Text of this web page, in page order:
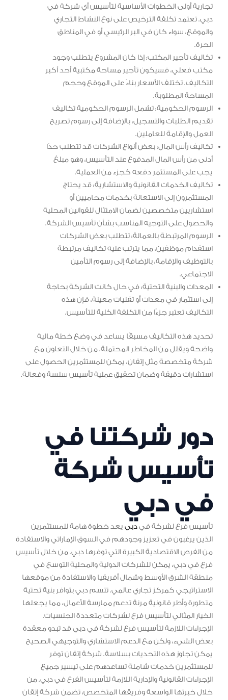
تجارية أولى الخطوات الأساسية لتأسيس أي شركة في
دبي. تعتمد تكلفة الترخيص على نوع النشاط التجاري
والموقع، سواء كان في البر الرئيسي أو في المناطق
الحرة.
تكاليف تأجير المكتب: إذا كان المشروع يتطلب وجود
مكتب فعلي، فسيكون تأجير مساحة مكتبية أحد أكبر
التكاليف. تختلف الأسعار بناءً على الموقع وحجم
المساحة المطلوبة.
الرسوم الحكومية: تشمل الرسوم الحكومية تكاليف
تقديم الطلبات والتسجيل، بالإضافة إلى رسوم تصريح
العمل والإقامة للعاملين.
تكاليف رأس المال: بعض أنواع الشركات قد تتطلب حدًا
أدنى من رأس المال المدفوع عند التأسيس، وهو مبلغ
يجب على المستثمر دفعه كجزء من العملية.
تكاليف الخدمات القانونية والاستشارية: قد يحتاج
المستثمرون إلى الاستعانة بخدمات محاميين أو
استشاريين متخصصين لضمان الامتثال للقوانين المحلية
والحصول على التوجيه المناسب بشأن تأسيس الشركة.
الرسوم المرتبطة بالعمالة: تتطلب بعض الشركات
استقدام موظفين، مما يترتب عليه تكاليف مرتبطة
بالتوظيف والإقامة، بالإضافة إلى رسوم التأمين
الاجتماعي.
المعدات والبنية التحتية: في حال كانت الشركة بحاجة
إلى استثمار في معدات أو تقنيات معينة، فإن هذه
التكاليف تعتبر جزءًا من التكلفة الكلية للتأسيس.
تحديد هذه التكاليف مسبقًا يساعد في وضع خطة مالية
واضحة ويقلل من المخاطر المحتملة. من خلال التعاون مع
شركة متخصصة مثل إتقان، يمكن للمستثمرين الحصول على
استشارات دقيقة وضمان تحقيق عملية تأسيس سلسة وفعالة.
دور شركتنا في
تأسيس شركة
في دبي
تأسيس فرع لشركة فيدبي يعد خطوة هامة للمستثمرين
الذين يرغبون في تعزيز وجودهم في السوق الإماراتي والاستفادة
من الفرص الاقتصادية الكبيرة التي توفرها دبي. من خلال تأسيس
فرع في دبي، يمكن للشركات الدولية والمحلية التوسع في
منطقة الشرق الأوسط وشمال أفريقيا والاستفادة من موقعها
الاستراتيجي كمركز تجاري عالمي. تتسم دبي بتوافر بنية تحتية
متطورة وأطر قانونية مرنة تدعم ممارسة الأعمال، مما يجعلها
الخيار المثالي لتأسيس فرع لشركات متعددة الجنسيات.
الإجراءات اللازمة لتأسيس فرع لشركة في دبي قد تبدو معقدة
بعض الشيء، ولكن مع الدعم الاستشاري والتوجيهي الصحيح
يمكن تجاوز هذه التحديات بسلاسة. شركة إتقان توفر
للمستثمرين خدمات شاملة تساعدهم على تيسير جميع
الإجراءات القانونية والإدارية اللازمة لتأسيس الفرع في دبي. من
خلال خبرتها الواسعة وفريقها المتخصص، تضمن شركة إتقان